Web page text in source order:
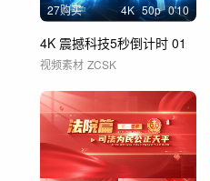
27购买 4K 50p 0'10
4K 震撼科技5秒倒计时 01
视频素材 ZCSK